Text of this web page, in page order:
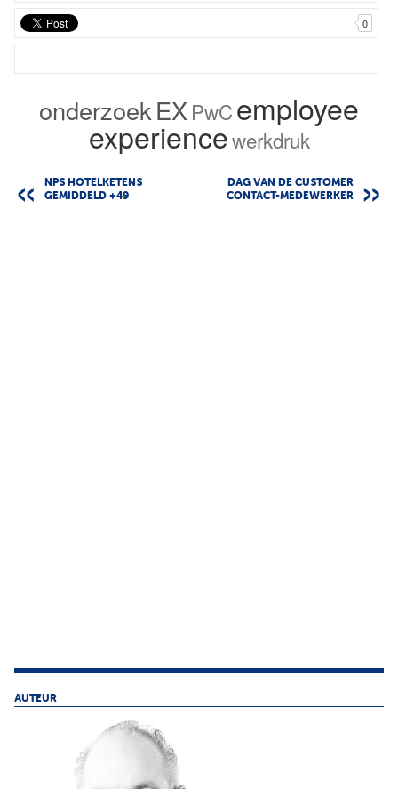
0
onderzoekEXPwCemployee
experiencewerkdruk
NPS HOTELKETENS
GEMIDDELD +49
DAG VAN DE CUSTOMER
CONTACT-MEDEWERKER
AUTEUR